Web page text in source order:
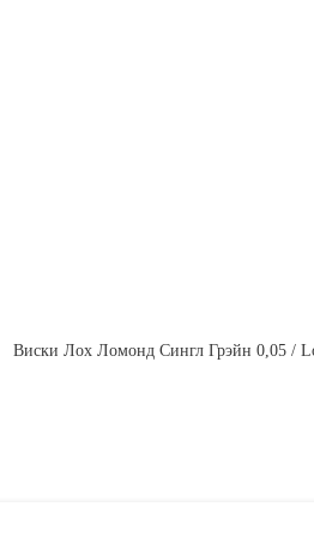
Виски Лох Ломонд Сингл Грэйн 0,05 /